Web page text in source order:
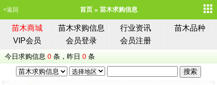
<返回 首页 苗木求购信息
苗木商城 苗木求购信息 行业资讯
苗木品种
VIP会员
会员登录 会员注册
今日求购信息 0 条，昨日 0 条